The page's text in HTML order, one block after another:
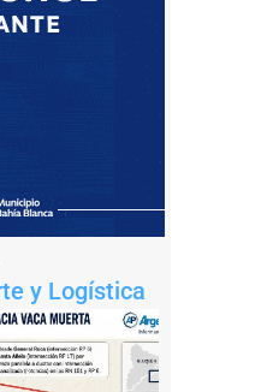
y Logística